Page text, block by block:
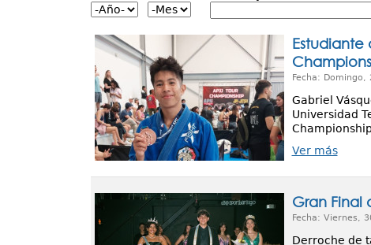
Fecha: Domingo,
Gabriel
Universidad
Ver más
Gran Final
Fecha: Viernes,
Derroche de